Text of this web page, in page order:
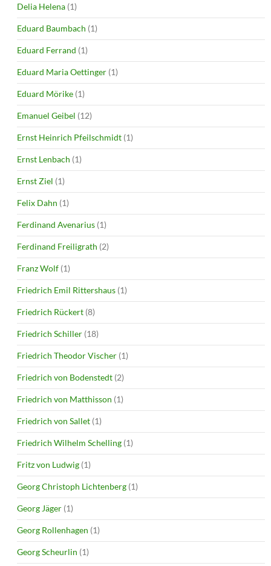
Delia Helena (1)
Eduard Baumbach (1)
Eduard Ferrand (1)
Eduard Maria Oettinger (1)
Eduard Mörike (1)
Emanuel Geibel (12)
Ernst Heinrich Pfeilschmidt (1)
Ernst Lenbach (1)
Ernst Ziel (1)
Felix Dahn (1)
Ferdinand Avenarius (1)
Ferdinand Freiligrath (2)
Franz Wolf (1)
Friedrich Emil Rittershaus (1)
Friedrich Rückert (8)
Friedrich Schiller (18)
Friedrich Theodor Vischer (1)
Friedrich von Bodenstedt (2)
Friedrich von Matthisson (1)
Friedrich von Sallet (1)
Friedrich Wilhelm Schelling (1)
Fritz von Ludwig (1)
Georg Christoph Lichtenberg (1)
Georg Jäger (1)
Georg Rollenhagen (1)
Georg Scheurlin (1)